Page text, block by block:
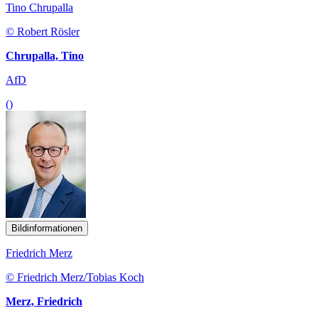
Tino Chrupalla
© Robert Rösler
Chrupalla, Tino
AfD
()
Bildinformationen
Friedrich Merz
© Friedrich Merz/Tobias Koch
Merz, Friedrich